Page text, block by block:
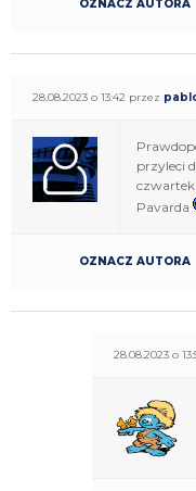
OZNACZ AUTORA
28.08.2023 o 13:42 przez
przyleci
czwartek
Pavarda
OZNACZ AUTORA
28.08.2023 o